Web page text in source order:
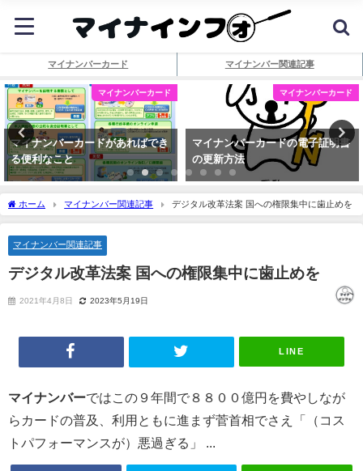
マイナンバーカード マイナンバー関連記事
マイナンバーカード
マイナンバーカードがあればでき
る便利なこと
マイナンバーカード
マイナンバーカードの電子証明書
の更新方法
ホーム マイナンバー関連記事 デジタル改革法案 国への権限集中に歯止めを
マイナンバー関連記事
デジタル改革法案 国への権限集中に歯止めを
2021年4月8日 2023年5月19日
LINE
マイナンバーではこの９年間で８８００億円を費やしなが
らカードの普及、利用ともに進まず菅首相でさえ「（コス
トパフォーマンスが）悪過ぎる」 ...